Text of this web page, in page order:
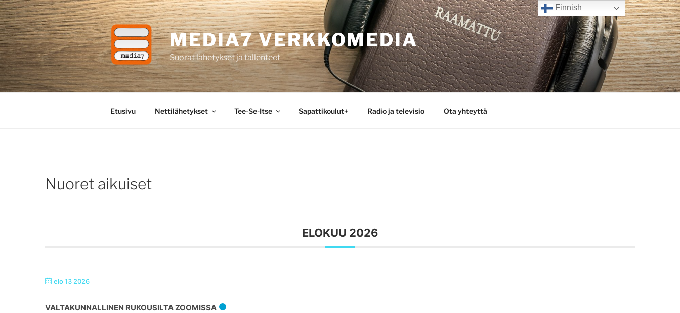
Siirry
sisältöön
MEDIA7 VERKKOMEDIA
Suorat lähetykset ja tallenteet
Etusivu Nettilähetykset Tee-Se-Itse Sapattikoulut+ Radio ja televisio Ota yhteyttä
Nuoret aikuiset
ELOKUU 2026
elo 13 2026
VALTAKUNNALLINEN RUKOUSILTA ZOOMISSA
Finnish